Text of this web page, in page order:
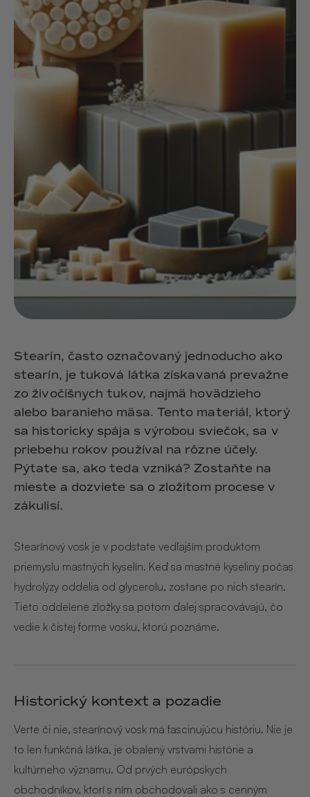
Stearín, často označovaný jednoducho ako
stearín, je tuková látka získavaná prevažne
zo živočíšnych tukov, najmä hovädzieho
alebo baranieho mäsa. Tento materiál, ktorý
sa historicky spája s výrobou sviečok, sa v
priebehu rokov používal na rôzne účely.
Pýtate sa, ako teda vzniká? Zostaňte na
mieste a dozviete sa o zložitom procese v
zákulisí.
Stearínový vosk je v podstate vedľajším produktom
priemyslu mastných kyselín. Keď sa mastné kyseliny počas
hydrolýzy oddelia od glycerolu, zostane po nich stearín.
Tieto oddelené zložky sa potom ďalej spracovávajú, čo
vedie k čistej forme vosku, ktorú poznáme.
Historický kontext a pozadie
Verte či nie, stearínový vosk má fascinujúcu históriu. Nie je
to len funkčná látka, je obalený vrstvami histórie a
kultúrneho významu. Od prvých európskych
obchodníkov, ktorí s ním obchodovali ako s cenným
NOIX
ANGĒLIQUE